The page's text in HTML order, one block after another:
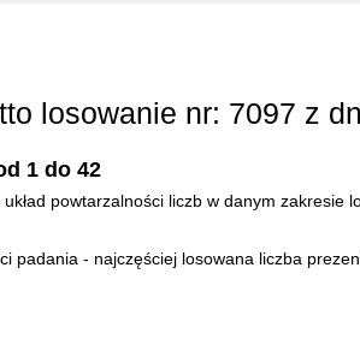
losowanie nr: 7097 z
1 do 42
powtarzalności liczb w danym
padania - najczęściej losowana liczba